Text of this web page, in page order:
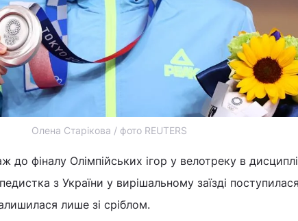
Олена Старікова / фото REUTERS
до фіналу Олімпійських ігор у велотреку в
з України у вирішальному заїзді поступилася
лише зі сріблом.